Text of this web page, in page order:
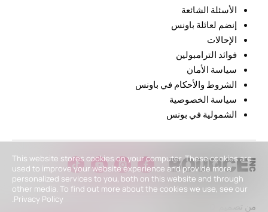
This website stores cookies on your computer. These cookies are
used to improve your website experience and provide more
personalized services to you, both on this website and through
other media. To find out more about the cookies we use, see our
Privacy Policy.
الأسئلة الشائعة
إنضم لعائلة باونس
الإحالات
فوائد الترامبولين
سياسة الأمان
الشروط والأحكام في باونس
سياسة الخصوصية
الشمولية في بونس
من تصميم